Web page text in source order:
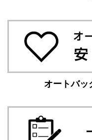
オートバッ